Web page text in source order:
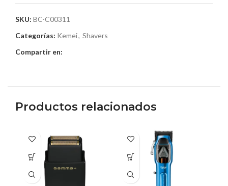
SKU: BC-C00311
Categorías: Kemei, Shavers
Compartir en:
Productos relacionados